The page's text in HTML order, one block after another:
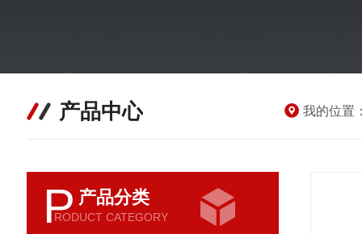
产品中心 我的位置
P 产品分类
RODUCT CATEGORY